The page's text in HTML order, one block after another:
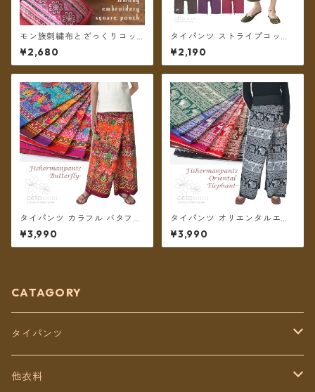
モン族刺繍布とざっくりコッ
トンのスクエアポーチ ＊メー
ル便送料無料＊
¥2,680
タイパンツ ストライプコット
ン ポケット付き ミディアム丈
6カラー【メール便送料無料】
¥2,190
タイパンツ カラフル バタフラ
イプリント 6カラー リゾパン
ロング丈【メール便送料無
料】
¥3,990
タイパンツ オリエンタルエレ
ファント 7カラー A リゾパン
ロング丈【メール便送料無
料】
¥3,990
CATAGORY
タイパンツ
定番無地タイパンツ
他衣料